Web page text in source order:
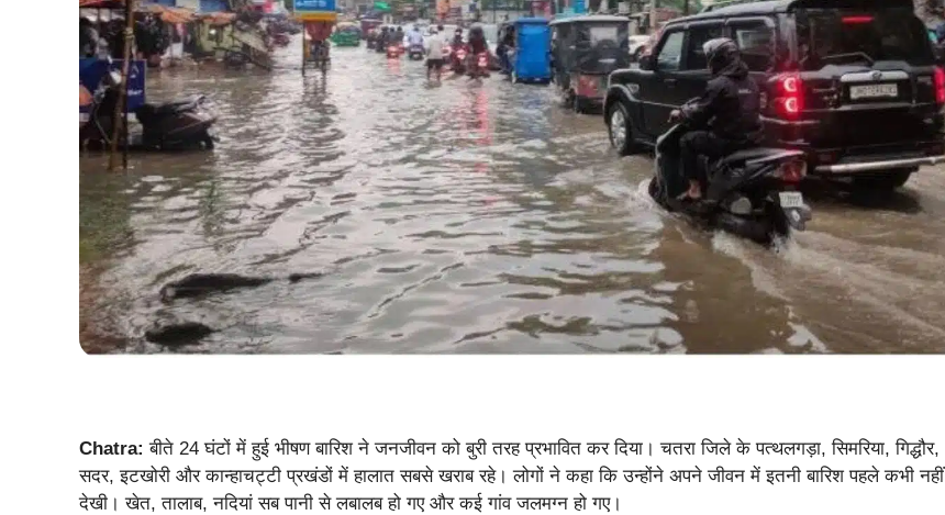
Chatra: बीते 24 घंटों में हुई भीषण बारिश ने जनजीवन को बुरी तरह प्रभावित कर दिया। चतरा जिले के पत्थलगड़ा, सिमरिया, गिद्धौर,
सदर, इटखोरी और कान्हाचट्टी प्रखंडों में हालात सबसे खराब रहे। लोगों ने कहा कि उन्होंने अपने जीवन में इतनी बारिश पहले कभी नहीं
देखी। खेत, तालाब, नदियां सब पानी से लबालब हो गए और कई गांव जलमग्न हो गए।